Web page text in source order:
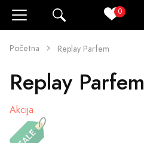
0
Početna Replay Parfem
Replay Parfem
Akcija